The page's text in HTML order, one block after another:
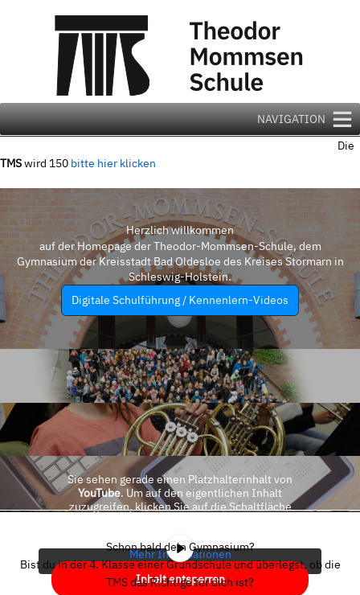
NAVIGATION
Die
TMSwird 150 bitte hier klicken
Herzlich willkommen
auf der Homepage der Theodor-Mommsen-Schule, dem
Gymnasium der Kreisstadt Bad Oldesloe des Kreises Stormarn in
Schleswig-Holstein.
Digitale Schulführung / Kennenlern-Videos
Sie sehen gerade einen Platzhalterinhalt von
YouTube. Um auf den eigentlichen Inhalt
zuzugreifen, klicken Sie auf die Schaltfläche
Mehr Informationen
Inhalt entsperren
Schon bald dein Gymnasium?
Bist du in der 4. Klasse einer Grundschule und überlegst, ob die
TMS das Richtige für dich ist?